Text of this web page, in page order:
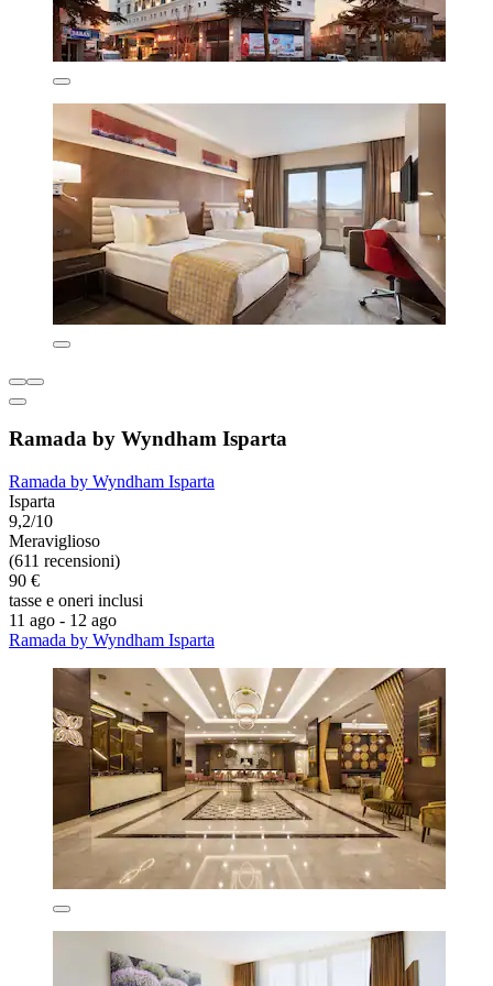
Ramada by Wyndham Isparta
Ramada by Wyndham Isparta
Isparta
9,2/10
Meraviglioso
(611 recensioni)
90 €
tasse e oneri inclusi
11 ago - 12 ago
Ramada by Wyndham Isparta